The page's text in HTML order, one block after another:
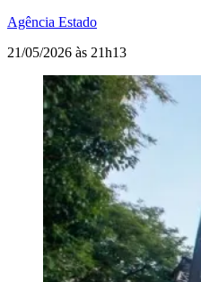
Agência Estado
21/05/2026 às 21h13